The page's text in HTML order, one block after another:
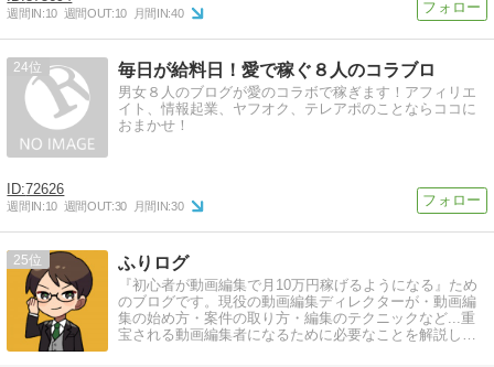
週間IN:10 週間OUT:10 月間IN:40
24 毎日が給料日！愛で稼ぐ８人のコラブロ
男女８人のブログが愛のコラボで稼ぎます！アフィリエ
イト、情報起業、ヤフオク、テレアポのことならココに
おまかせ！
72626
週間IN:10 週間OUT:30 月間IN:30
25 ふりログ
『初心者が動画編集で月10万円稼げるようになる』ため
のブログです。現役の動画編集ディレクターが・動画編
集の始め方・案件の取り方・編集のテクニックなど...重
宝される動画編集者になるために必要なことを解説して